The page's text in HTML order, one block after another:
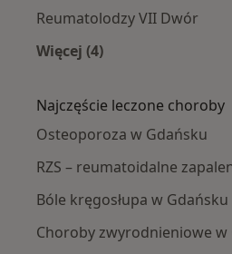
Reumatolodzy VII Dwór
Więcej (4)
Najczęście leczone choroby
Osteoporoza w Gdańsku
RZS – reumatoidalne
Bóle kręgosłupa w Gdańsku
Choroby zwyrodnieniowe w